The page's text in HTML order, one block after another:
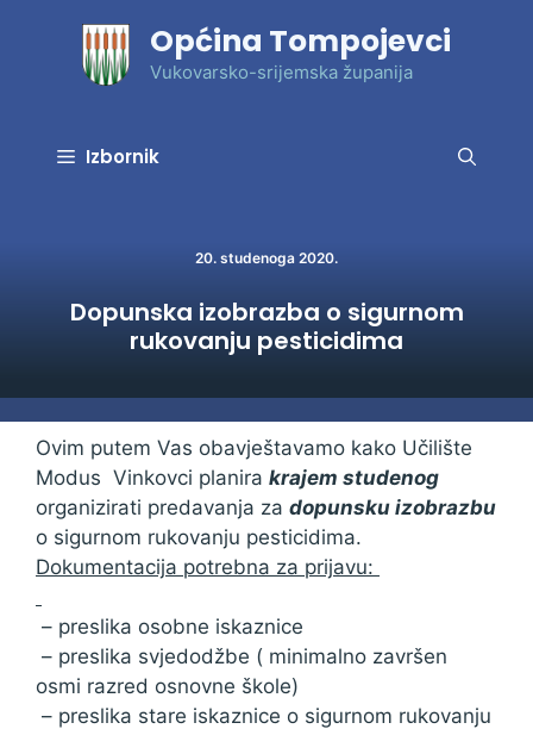
Općina Tompojevci
Vukovarsko-srijemska županija
Izbornik
20. studenoga 2020.
Dopunska izobrazba o sigurnom
rukovanju pesticidima
Ovim putem Vas obavještavamo kako Učilište
Modus Vinkovci planira krajem studenog
organizirati predavanja za dopunsku izobrazbu
o sigurnom rukovanju pesticidima.
Dokumentacija potrebna za prijavu:
– preslika osobne iskaznice
– preslika svjedodžbe ( minimalno završen
osmi razred osnovne škole)
– preslika stare iskaznice o sigurnom rukovanju